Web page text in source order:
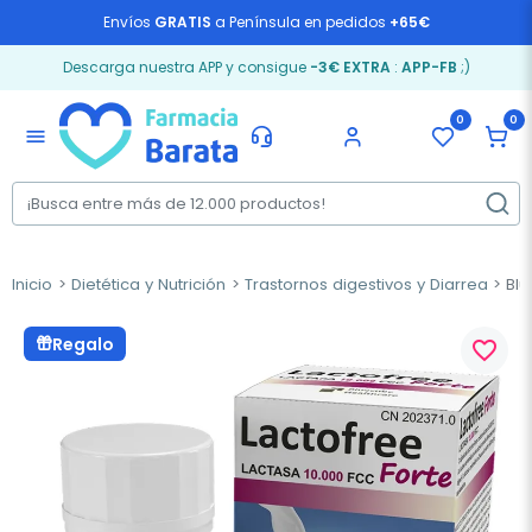
Envíos GRATIS a Península en pedidos +65€
Descarga nuestra APP y consigue -3€ EXTRA: APP-FB ;)
menu
0 0
Inicio Dietética y Nutrición Trastornos digestivos y Diarrea
Regalo favorite_border